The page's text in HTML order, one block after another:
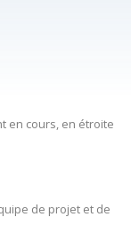
en cours, en étroite
de projet et de